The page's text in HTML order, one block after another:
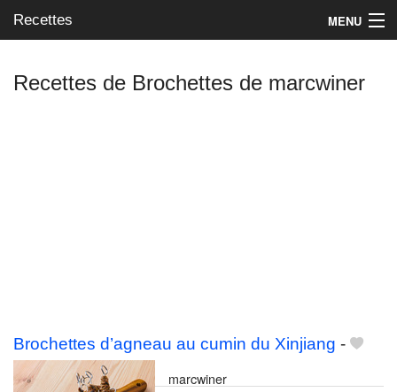
Recettes MENU
Recettes de Brochettes de marcwiner
Brochettes d’agneau au cumin du Xinjiang -
marcwiner